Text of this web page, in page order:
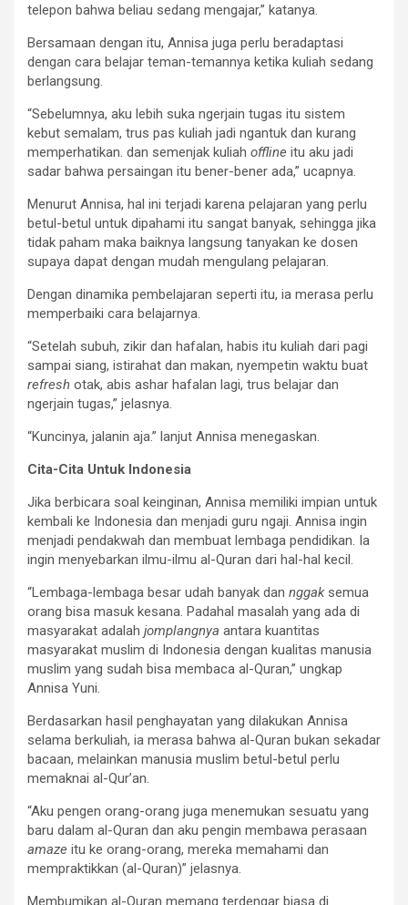
telepon bahwa beliau sedang mengajar,” katanya.
Bersamaan dengan itu, Annisa juga perlu beradaptasi
dengan cara belajar teman-temannya ketika kuliah sedang
berlangsung.
“Sebelumnya, aku lebih suka ngerjain tugas itu sistem
kebut semalam, trus pas kuliah jadi ngantuk dan kurang
memperhatikan. dan semenjak kuliah offline itu aku jadi
sadar bahwa persaingan itu bener-bener ada,” ucapnya.
Menurut Annisa, hal ini terjadi karena pelajaran yang perlu
betul-betul untuk dipahami itu sangat banyak, sehingga jika
tidak paham maka baiknya langsung tanyakan ke dosen
supaya dapat dengan mudah mengulang pelajaran.
Dengan dinamika pembelajaran seperti itu, ia merasa perlu
memperbaiki cara belajarnya.
“Setelah subuh, zikir dan hafalan, habis itu kuliah dari pagi
sampai siang, istirahat dan makan, nyempetin waktu buat
refresh otak, abis ashar hafalan lagi, trus belajar dan
ngerjain tugas,” jelasnya.
“Kuncinya, jalanin aja.” lanjut Annisa menegaskan.
Cita-Cita Untuk Indonesia
Jika berbicara soal keinginan, Annisa memiliki impian untuk
kembali ke Indonesia dan menjadi guru ngaji. Annisa ingin
menjadi pendakwah dan membuat lembaga pendidikan. Ia
ingin menyebarkan ilmu-ilmu al-Quran dari hal-hal kecil.
“Lembaga-lembaga besar udah banyak dan nggaksemua
orang bisa masuk kesana. Padahal masalah yang ada di
masyarakat adalah jomplangnya antara kuantitas
masyarakat muslim di Indonesia dengan kualitas manusia
muslim yang sudah bisa membaca al-Quran,” ungkap
Annisa Yuni.
Berdasarkan hasil penghayatan yang dilakukan Annisa
selama berkuliah, ia merasa bahwa al-Quran bukan sekadar
bacaan, melainkan manusia muslim betul-betul perlu
memaknai al-Qur’an.
“Aku pengen orang-orang juga menemukan sesuatu yang
baru dalam al-Quran dan aku pengin membawa perasaan
amaze itu ke orang-orang, mereka memahami dan
mempraktikkan (al-Quran)” jelasnya.
Membumikan al-Quran memang terdengar biasa di